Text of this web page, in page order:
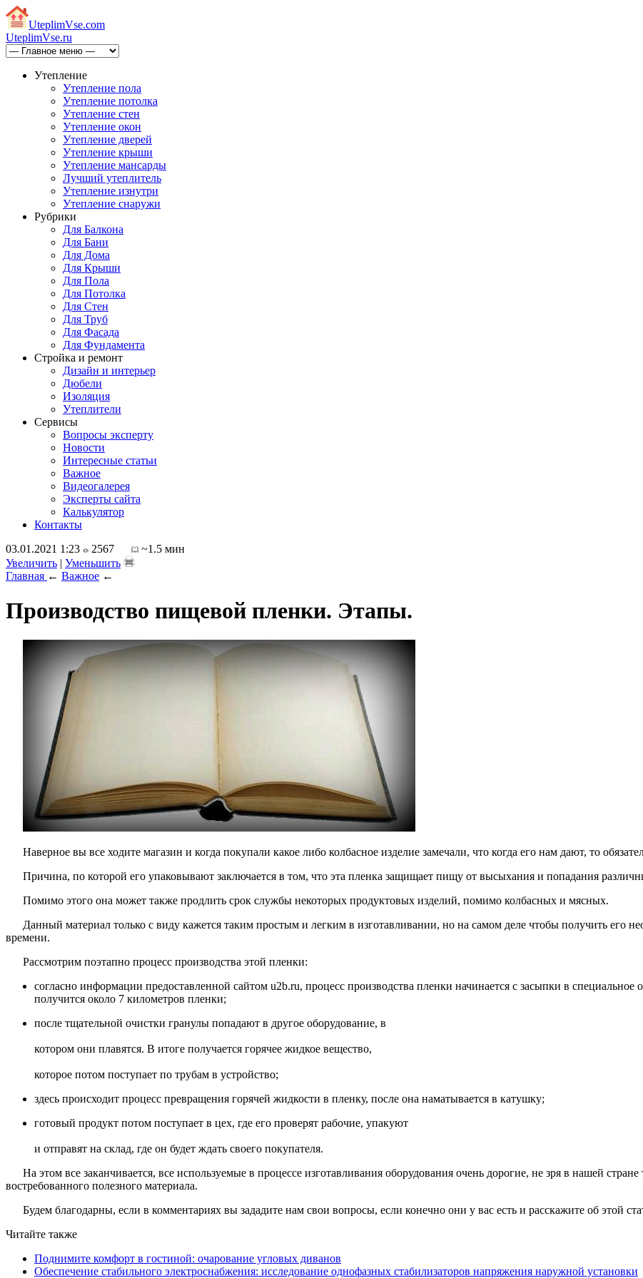
UteplimVse.com
UteplimVse.ru
Утепление
Утепление пола
Утепление потолка
Утепление стен
Утепление окон
Утепление дверей
Утепление крыши
Утепление мансарды
Лучший утеплитель
Утепление изнутри
Утепление снаружи
Рубрики
Для Балкона
Для Бани
Для Дома
Для Крыши
Для Пола
Для Потолка
Для Стен
Для Труб
Для Фасада
Для Фундамента
Стройка и ремонт
Дизайн и интерьер
Дюбели
Изоляция
Утеплители
Сервисы
Вопросы эксперту
Новости
Интересные статьи
Важное
Видеогалерея
Эксперты сайта
Калькулятор
Контакты
03.01.2021 1:23
2567
~1.5 мин
Увеличить | Уменьшить
Главная ← Важное ←
Производство пищевой пленки. Этапы.
Наверное вы все ходите магазин и когда покупали какое либо колбасное изделие замечали, что когда его нам дают, то
Причина, по которой его упаковывают заключается в том, что эта пленка защищает пищу от высыхания и попадания
Помимо этого она может также продлить срок службы некоторых продуктовых изделий, помимо колбасных и мясных.
Данный материал только с виду кажется таким простым и легким в изготавливании, но на самом деле чтобы получить его
времени.
Рассмотрим поэтапно процесс производства этой пленки:
согласно информации предоставленной сайтом u2b.ru, процесс производства пленки начинается с засыпки в
получится около 7 километров пленки;
после тщательной очистки гранулы попадают в другое оборудование, в
котором они плавятся. В итоге получается горячее жидкое вещество,
которое потом поступает по трубам в устройство;
здесь происходит процесс превращения горячей жидкости в пленку, после она наматывается в катушку;
готовый продукт потом поступает в цех, где его проверят рабочие, упакуют
и отправят на склад, где он будет ждать своего покупателя.
На этом все заканчивается, все используемые в процессе изготавливания оборудования очень дорогие, не зря в нашей
востребованного полезного материала.
Будем благодарны, если в комментариях вы зададите нам свои вопросы, если конечно они у вас есть и расскажите об этой
Читайте также
Поднимите комфорт в гостиной: очарование угловых диванов
Обеспечение стабильного электроснабжения: исследование однофазных стабилизаторов напряжения наружной установки